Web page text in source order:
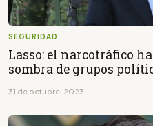
SEGURIDAD
Lasso: el narcotráfico
sombra de grupos
31 de octubre, 2023